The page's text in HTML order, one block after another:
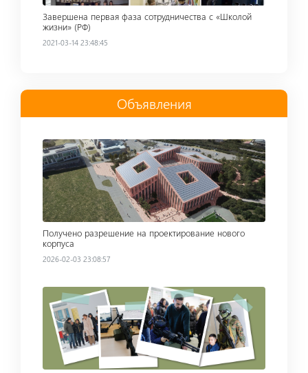
Завершена первая фаза сотрудничества с «Школой
жизни» (РФ)
2021-03-14 23:48:45
Oбъявления
Read more
Получено разрешение на проектирование нового
корпуса
2026-02-03 23:08:57
Read more